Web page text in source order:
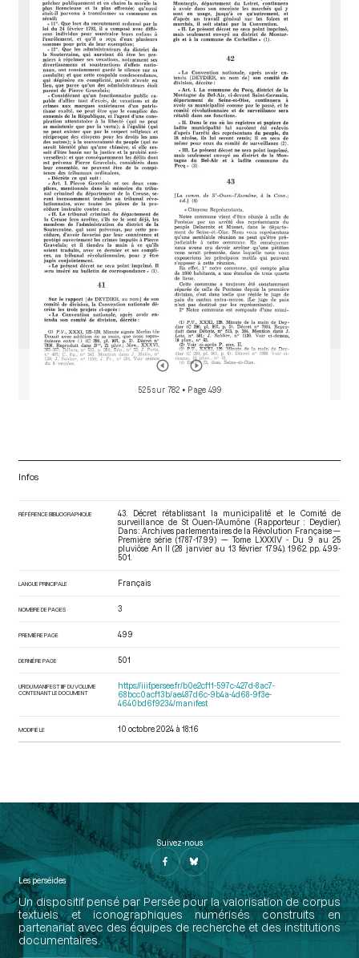
525 sur 782 • Page 499
Infos
RÉFÉRENCE BIBLIOGRAPHIQUE
43. Décret rétablissant la municipalité et le Comité de
surveillance de St Ouen-l’Aumône (Rapporteur : Deydier).
Dans : Archives parlementaires de la Révolution Française —
Première série (1787-1799) — Tome LXXXIV - Du 9 au 25
pluviôse An II (28 janvier au 13 février 1794). 1962. pp. 499-
501.
LANGUE PRINCIPALE Français
NOMBRE DE PAGES 3
PREMIÈRE PAGE 499
DERNIÈRE PAGE 501
URI DU MANIFEST IIIF DU VOLUME
CONTENANT LE DOCUMENT
https://iiif.persee.fr/b0e2cf11-597c-427d-8ac7-
68bcc0acf13b/ae487d6c-9b4a-4d68-9f3e-
4640bd6f9234/manifest
MODIFIÉ LE 10 octobre 2024 à 18:16
Suivez-nous
Les perséides
Un dispositif pensé par Persée pour la valorisation de corpus
textuels et iconographiques numérisés construits en
partenariat avec des équipes de recherche et des institutions
documentaires.